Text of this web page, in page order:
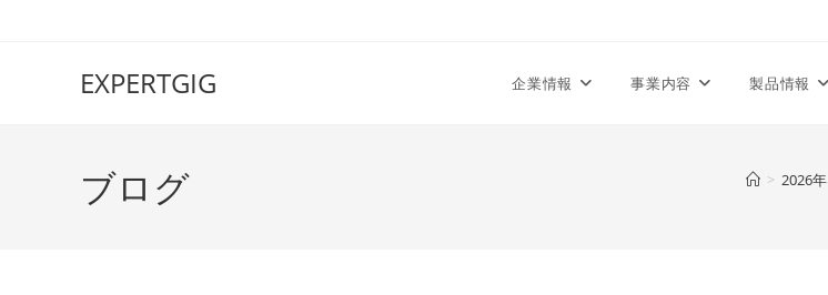
EXPERTGIG 企業情報 事業内容 製品情報
ブログ > 2026年